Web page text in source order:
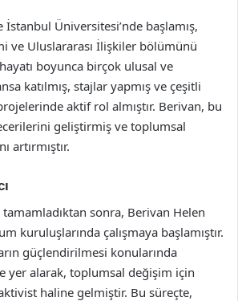
Üniversitesi’nde başlamış,
ve Uluslararası İlişkiler bölümünü
boyunca birçok ulusal ve
katılmış, stajlar yapmış ve çeşitli
aktif rol almıştır. Berivan, bu
geliştirmiş ve toplumsal
artırmıştır.
sonra, Berivan Helen
kuruluşlarında çalışmaya başlamıştır.
güçlendirilmesi konularında
yer alarak, toplumsal değişim için
haline gelmiştir. Bu süreçte,